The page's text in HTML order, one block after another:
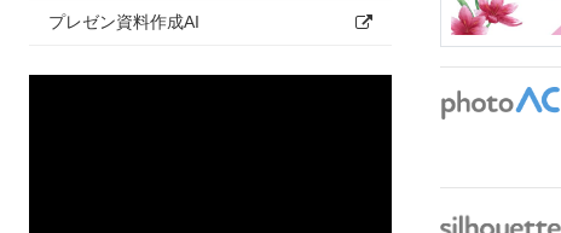
プレゼン資料作成AI